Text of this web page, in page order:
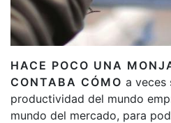
HACE POCO UNA
CONTABA CÓMO a veces
productividad del mundo
mundo del mercado, para